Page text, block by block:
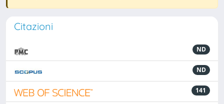
Citazioni
ND
ND
141